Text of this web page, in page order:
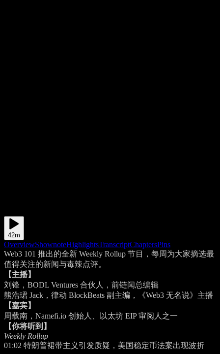
42m
OverviewShownoteHighlightsTranscriptChaptersPins
Web3 101 推出的全新 Weekly Rollup 节目，每周为大家摘选最
值得关注的新闻与毒辣点评。
【主播】
刘锋，BODL Ventures 合伙人，前链闻总编辑
熊浩珺 Jack，律动 BlockBeats 副主编，《Web3 无名说》主播
【嘉宾】
周载南，Namefi.io 创始人、以太坊 EIP 审阅人之一
【你将听到】
Weekly Rollup
01:02 特朗普裙带主义引发质疑，美国稳定币法案出现波折